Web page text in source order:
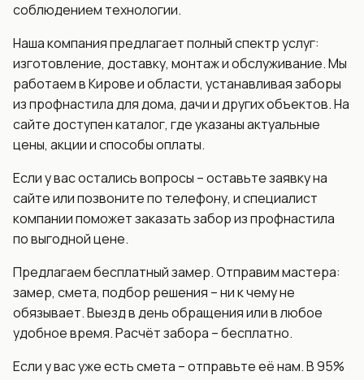
соблюдением технологии.
Наша компания предлагает полный спектр услуг:
изготовление, доставку, монтаж и обслуживание. Мы
работаем в Кирове и области, устанавливая заборы
из профнастила для дома, дачи и других объектов. На
сайте доступен каталог, где указаны актуальные
цены, акции и способы оплаты.
Если у вас остались вопросы – оставьте заявку на
сайте или позвоните по телефону, и специалист
компании поможет заказать забор из профнастила
по выгодной цене.
Предлагаем бесплатный замер. Отправим мастера:
замер, смета, подбор решения – ни к чему не
обязывает. Выезд в день обращения или в любое
удобное время. Расчёт забора – бесплатно.
Если у вас уже есть смета – отправьте её нам. В 95%